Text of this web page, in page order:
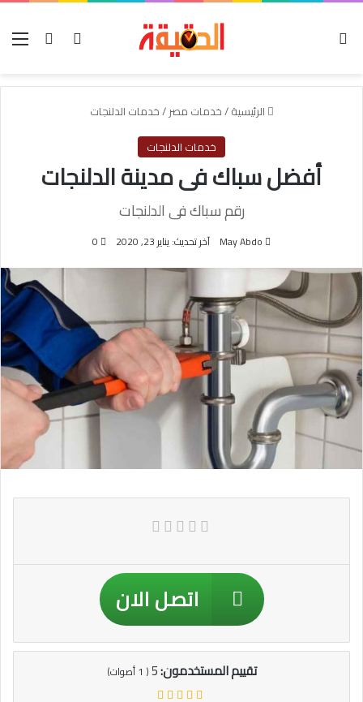
بحث عنتسجيل
الرئيسية/خدمات مصر/خدمات الدلنجات
خدمات الدلنجات
أفضل سباك فى مدينة الدلنجات
رقم سباك فى الدلنجات
May Abdo آخر تحديث: يناير 23, 2020 0
اتصل الان
تقييم المستخدمون:5
(
1أصوات)